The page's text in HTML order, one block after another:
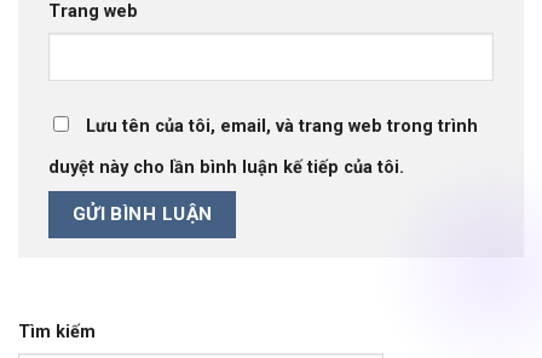
Trang web
Lưu tên của tôi, email, và trang web trong trình
duyệt này cho lần bình luận kế tiếp của tôi.
Tìm kiếm